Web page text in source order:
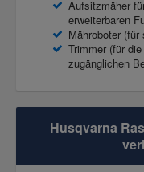
Aufsitzmäher
erweiterbaren
Mähroboter
Trimmer (für
zugänglichen
Husqvarna